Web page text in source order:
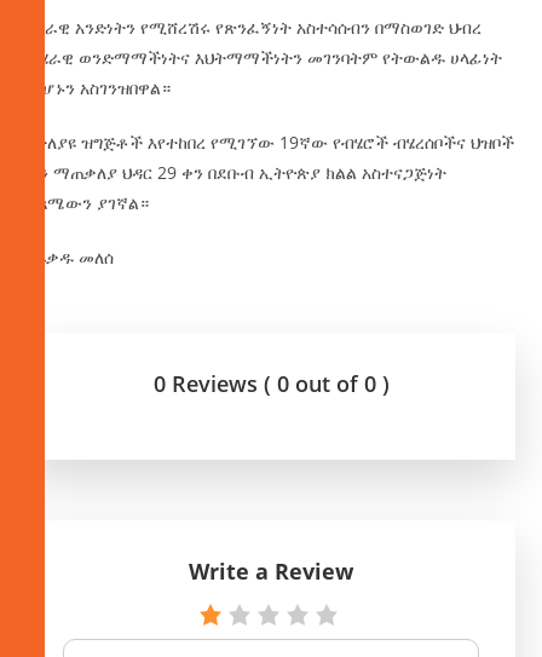
ሀገራዊ አንድነትን የሚሸረሽሩ የጽንፈኝነት አስተሳሰብን በማስወገድ ህብረ
ብሄራዊ ወንድማማችነትና እህትማማችነትን መገንባትም የትውልዱ ሀላፊነት
መሆኑን አስገንዝበዋል።
በተለያዩ ዝግጅቶች እየተከበረ የሚገኘው 19ኛው የብሄሮች ብሄረሰቦችና ህዝቦች
ቀን ማጠቃለያ ህዳር 29 ቀን በደቡብ ኢትዮጵያ ክልል አስተናጋጅነት
ፍጻሜውን ያገኛል።
በፍቃዱ መለሰ
0 Reviews ( 0 out of 0 )
Write a Review